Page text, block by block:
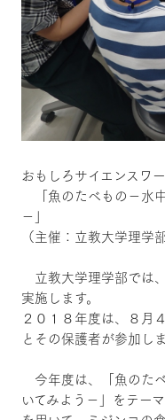
おもしろサイエンスワ
「魚のたべもの－水
－」
（主催：立教大学理学
立教大学理学部では
実施します。
２０１８年度は、８月
とその保護者が参加し
今年度は、「魚のた
いてみよう－」をテー